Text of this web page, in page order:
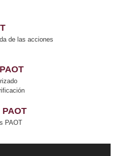
de las acciones
PAOT